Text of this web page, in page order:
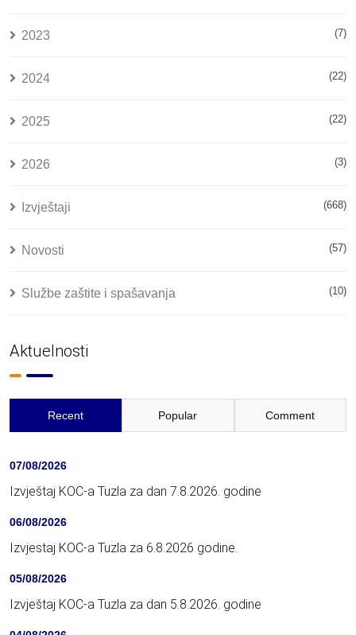
2023 (7)
2024 (22)
2025 (22)
2026 (3)
Izvještaji (668)
Novosti (57)
Službe zaštite i spašavanja (10)
Aktuelnosti
Recent Popular Comment
07/08/2026
Izvještaj KOC-a Tuzla za dan 7.8.2026. godine
06/08/2026
Izvjestaj KOC-a Tuzla za 6.8.2026 godine.
05/08/2026
Izvještaj KOC-a Tuzla za dan 5.8.2026. godine